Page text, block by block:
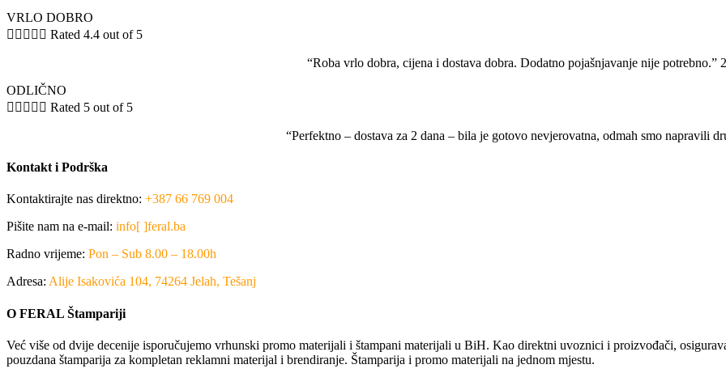
VRLO DOBRO
     Rated 4.4 out of 5
“Roba vrlo dobra, cijena i dostava dobra. Dodatno pojašnjavanje nije potrebno.”
ODLIČNO
     Rated 5 out of 5
“Perfektno – dostava za 2 dana – bila je gotovo nevjerovatna, odmah smo napravili
Kontakt i Podrška
Kontaktirajte nas direktno: +387 66 769 004
Pišite nam na e-mail: info[ ]feral.ba
Radno vrijeme: Pon – Sub 8.00 – 18.00h
Adresa: Alije Isakovića 104, 74264 Jelah, Tešanj
O FERAL Štampariji
Već više od dvije decenije isporučujemo vrhunski promo materijali i štampani materijali u BiH. Kao direktni uvoznici i proizvođači,
pouzdana štamparija za kompletan reklamni materijal i brendiranje. Štamparija i promo materijali na jednom mjestu.